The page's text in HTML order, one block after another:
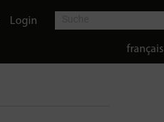
Login
français